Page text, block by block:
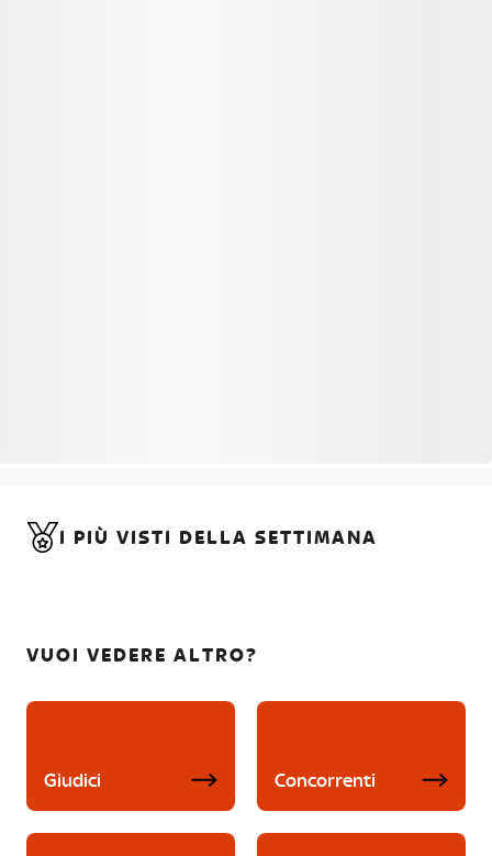
I PIÙ VISTI DELLA SETTIMANA
VUOI VEDERE ALTRO?
Giudici Concorrenti